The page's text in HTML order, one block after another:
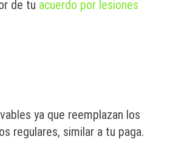
de tu acuerdo por lesiones
ya que reemplazan los
regulares, similar a tu paga.